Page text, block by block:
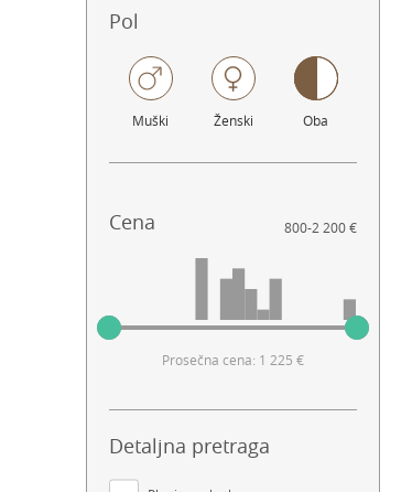
Pol
Muški Ženski Oba
Cena 800-2 200 €
Prosečna cena: 1 225 €
Detaljna pretraga